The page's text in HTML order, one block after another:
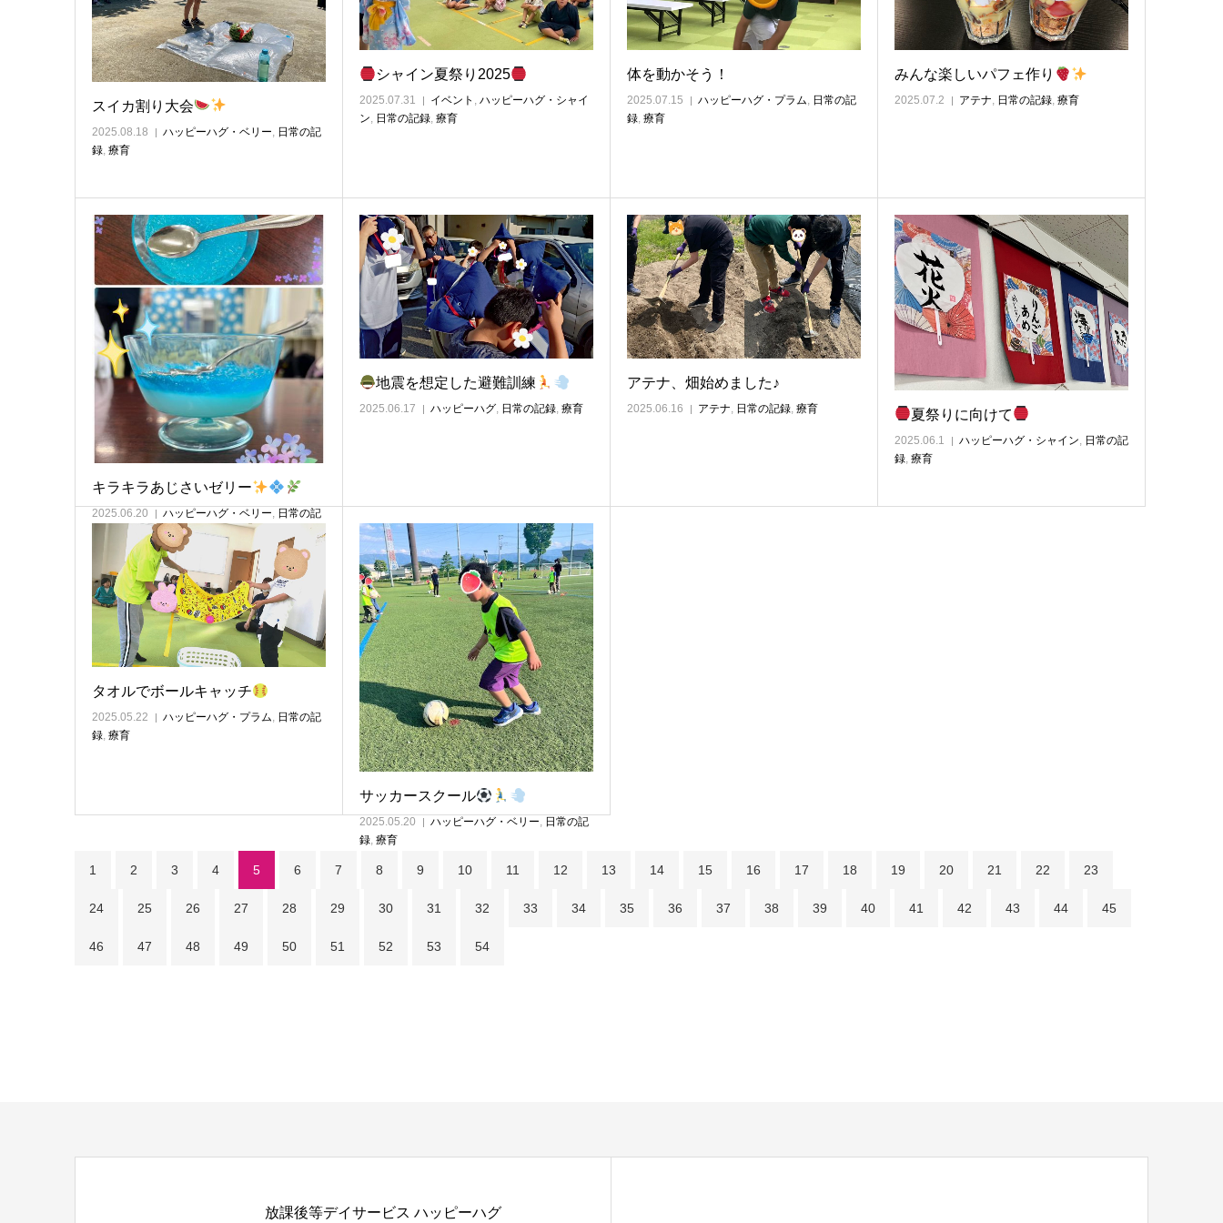
スイカ割り大会
2025.08.18 ハッピーハグ・ベリー
日常の記
録 療育
シャイン夏祭り2025
2025.07.31 イベント , ハッピーハグ・シャイ
ン, 日常の記録, 療育
体を動かそう！
2025.07.15 ハッピーハグ・プラム, 日常の記
録, 療育
みんな楽しいパフェ作り
2025.07.2 アテナ, 日常の記録, 療育
キラキラあじさいゼリー
2025.06.20 ハッピーハグ・ベリー, 日常の記
, 療育
地震を想定した避難訓練
2025.06.17 ハッピーハグ, 日常の記録, 療育
アテナ、畑始めました♪
2025.06.16 アテナ, 日常の記録, 療育 夏祭りに向けて
2025.06.1 ハッピーハグ・シャイン
日常の記
録 療育
タオルでボールキャッチ
2025.05.22 ハッピーハグ・プラム, 日常の記
録, 療育
サッカースクール
2025.05.20 ハッピーハグ・ベリー, 日常の記
録, 療育
1 2 3 4 5 6 7 8 9 10 11 12 13 14 15 16 17 18 19 20 21 22 23
24 25 26 27 28 29 30 31 32 33 34 35 36 37 38 39 40 41 42 43 44 45
46 47 48 49 50 51 52 53 54
放課後等デイサービス ハッピーハグ